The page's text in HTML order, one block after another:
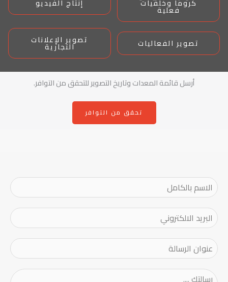
كروما وخلفيات
فعلية
إنتاج الفيديو
تصوير الفعاليات تصوير الإعلانات
التجارية
أرسل قائمة المعدات وتاريخ التصوير للتحقق من التوافر.
تحقق من التوافر